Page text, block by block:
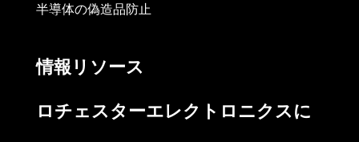
半導体の偽造品防止
情報リソース
ロチェスターエレクトロニクスに